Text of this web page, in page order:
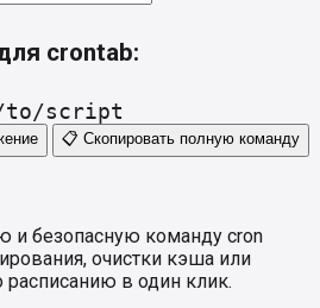
crontab:
script
📋 Скопировать полную команду
и безопасную команду cron
очистки кэша или
расписанию в один клик.